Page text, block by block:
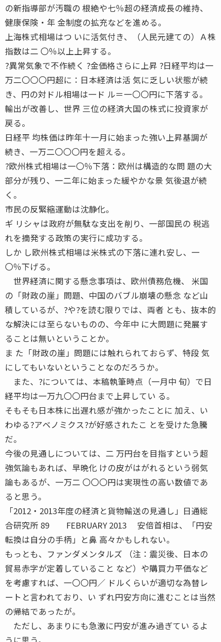
の新指導部が汚職の 根絶や七％超の経済成長の維持、
健康保険・年 金制度の拡充などを進める。
上海株式相場はつ いに活気付き、（人民元建ての）Ａ株
指数は二 〇％以上上昇する。
?異常気象で不作続く ?金価格さらに上昇 ?日経平均は一
万二〇〇〇円超に：日本経済は活 気に乏しい状態が続
き、円の対ドル相場は一ド ル＝一〇〇円に下落する。
輸出が改善し、世界 三位の経済大国の株式に投資家が
戻る。
日経平 均株価は昨年十一月に始まった強い上昇基調が
続き、一万二〇〇〇円を超える。
?欧州株式相場は一〇％下落：欧州は構造的な問 題の大
部分が残り、一二年に始まった緩やかな景 気後退が続
く。
市民の反緊縮運動は沈静化。
ギ リシャは政府が無駄な支出を削り、一部国民の 税逃
れを摘発する政策の実行に成功する。
しか し欧州株式相場は米株式の下落に連れ安し、一
〇％下げる。
世界経済に関する懸念事項は、欧州債務危機、 米国
の「財政の崖」問題、中国のバブル崩壊の懸念 など山
積しているが、?や?を読む限りでは、両者 とも、抜本的
な解決には至らないものの、今年中 に大問題に発展す
ることは無いということか。
ま た「財政の崖」問題には触れられておらず、特段 気
にしてもいないということなのだろうか。
また、?については、本稿執筆時点（一月中 旬）で日
経平均は一万九〇〇円台まで上昇してい る。
そもそも日本株に出遅れ感が強かったことに 加え、い
わゆる?アベノミクス?が好感されたこ とを受けた急騰
だ。
今後の見通しについては、二 万円台を目指すという超
強気論もあれば、早晩化 けの皮がはがれるという弱気
論もあるが、一万二 〇〇〇円は実現性の高い数値であ
ると思う。
「2012・2013年度の経済と貨物輸送の見通し」日通総
合研究所 89 FEBRUARY 2013 安倍首相は、「円安
転換は自分の手柄」と鼻 高々かもしれない。
もっとも、ファンダメンタルズ （注：震災後、日本の
貿易赤字が定着していること など）や購買力平価など
を考慮すれば、一〇〇円／ ドルくらいが適切な為替レ
ートと言われており、い ずれ円安方向に進むことは当然
の帰結であったが。
ただし、あまりにも急激に円安が進み過ぎてい るよ